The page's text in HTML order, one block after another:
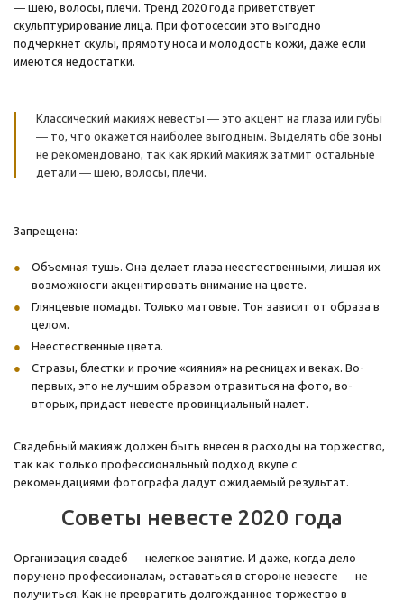
― шею, волосы, плечи. Тренд 2020 года приветствует
скульптурирование лица. При фотосессии это выгодно
подчеркнет скулы, прямоту носа и молодость кожи, даже если
имеются недостатки.
Классический макияж невесты ― это акцент на глаза или губы
― то, что окажется наиболее выгодным. Выделять обе зоны
не рекомендовано, так как яркий макияж затмит остальные
детали ― шею, волосы, плечи.
Запрещена:
Объемная тушь. Она делает глаза неестественными, лишая их
возможности акцентировать внимание на цвете.
Глянцевые помады. Только матовые. Тон зависит от образа в
целом.
Неестественные цвета.
Стразы, блестки и прочие «сияния» на ресницах и веках. Во-
первых, это не лучшим образом отразиться на фото, во-
вторых, придаст невесте провинциальный налет.
Свадебный макияж должен быть внесен в расходы на торжество,
так как только профессиональный подход вкупе с
рекомендациями фотографа дадут ожидаемый результат.
Советы невесте 2020 года
Организация свадеб ― нелегкое занятие. И даже, когда дело
поручено профессионалам, оставаться в стороне невесте ― не
получиться. Как не превратить долгожданное торжество в